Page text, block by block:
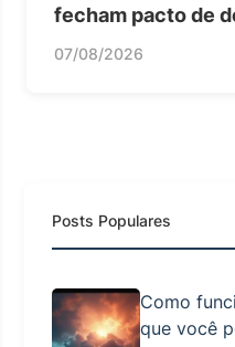
fecham pacto de
07/08/2026
Posts Populares
Como
que você